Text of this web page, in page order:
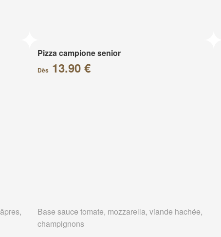
Pizza campione senior
Dès 13.90 €
Base sauce tomate, mozzarella, viande hachée,
champignons